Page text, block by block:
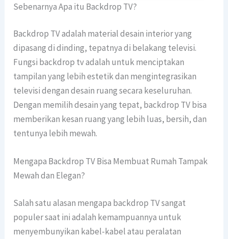
Sebenarnya Apa itu Backdrop TV?
Backdrop TV adalah material desain interior yang
dipasang di dinding, tepatnya di belakang televisi.
Fungsi backdrop tv adalah untuk menciptakan
tampilan yang lebih estetik dan mengintegrasikan
televisi dengan desain ruang secara keseluruhan.
Dengan memilih desain yang tepat, backdrop TV bisa
memberikan kesan ruang yang lebih luas, bersih, dan
tentunya lebih mewah.
Mengapa Backdrop TV Bisa Membuat Rumah Tampak
Mewah dan Elegan?
Salah satu alasan mengapa backdrop TV sangat
populer saat ini adalah kemampuannya untuk
menyembunyikan kabel-kabel atau peralatan